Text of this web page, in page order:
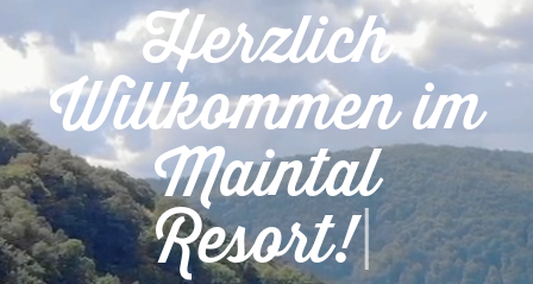
Herzlich
Willkommen im
Maintal
Resort!|